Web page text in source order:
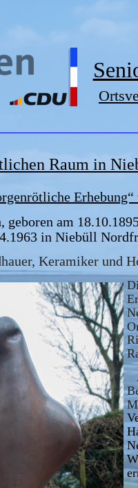
Raum in
geboren am
in Niebüll
Keramiker und